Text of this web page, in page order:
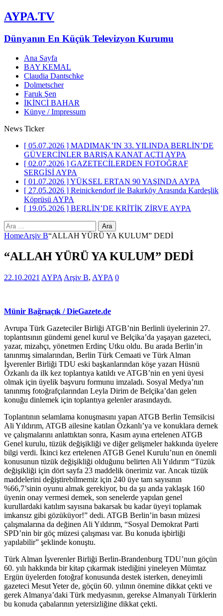
AYPA.TV
Dünyanın En Küçük Televizyon Kurumu
Ana Sayfa
BAY KEMAL
Claudia Dantschke
Dolmetscher
Faruk Şen
İKİNCİ BAHAR
Künye / Impressum
News Ticker
[ 05.07.2026 ] MADIMAK’IN 33. YILINDA BERLİN’DE
GÜVERCİNLER BARIŞA KANAT AÇTI AYPA
[ 02.07.2026 ] GAZETECİLERDEN FOTOĞRAF
SERGİSİ AYPA
[ 01.07.2026 ]YÜKSEL ERTAN 90 YAŞINDA AYPA
[ 27.05.2026 ] Reinickendorf ile Bakırköy Arasında Kardeşlik
Köprüsü AYPA
[ 19.05.2026 ] BERLİN’DE KRİTİK ZİRVE AYPA
Arama:
HomeArşiv B“ALLAH YÜRÜ YA KULUM” DEDİ
“ALLAH YÜRÜ YA KULUM” DEDİ
22.10.2021 AYPA Arşiv B, AYPA 0
Münir Bağrıaçık / DieGazete.de
Avrupa Türk Gazeteciler Birliği ATGB’nin Berlinli üyelerinin 27.
toplantısının gündemi genel kurul ve Belçika’da yaşayan gazeteci,
yazar, mizahçı, yönetmen Erdinç Utku oldu. Bu arada Berlin’in
tanınmış simalarından, Berlin Türk Cemaati ve Türk Alman
İşverenler Birliği TDU eski başkanlarından köşe yazarı Hüsnü
Özkanlı da ilk kez toplantıya katıldı ve ATGB’nin en yeni üyesi
olmak için üyelik başvuru formunu imzaladı. Sosyal Medya’nın
tanınmış fotoğrafçılarından Leyla Dirim de Belçika’dan gelen
konuğu dinlemek için toplantıya gelenler arasındaydı.
Toplantının selamlama konuşmasını yapan ATGB Berlin Temsilcisi
Ali Yıldırım, ATGB ailesine katılan Özkanlı’ya ve konuklara dernek
ve çalışmalarını anlattıktan sonra, Kasım ayına ertelenen ATGB
Genel kurulu, tüzük değişikliği ve diğer gelişmeler hakkında üyelere
bilgi verdi. İkinci kez ertelenen ATGB Genel Kurulu’nun en önemli
konusunun tüzük değişikliği olduğunu belirten Ali Yıldırım “Tüzük
değişikliği için dört sayfa 23 maddelik önerimiz var. Ancak tüzük
maddelerini değiştirebilmemiz için 240 üye tam sayısının
%66,7’sinin oyunu almak gerekiyor, bu da şu anda yaklaşık 160
üyenin onay vermesi demek, son senelerde yapılan genel
kurullardaki katılım sayısına bakarsak bu kadar üyeyi toplamak
imkansız gibi gözüküyor!” dedi. ATGB Berlin’in basın müzesi
çalışmalarına da değinen Ali Yıldırım, “Sosyal Demokrat Parti
SPD’nin bir göç müzesi çalışması var. Bu konuda işbirliği
yapılabilir” şeklinde konuştu.
Türk Alman İşverenler Birliği Berlin-Brandenburg TDU’nun göçün
60. yılı hakkında bir kitap çıkarmak istediğini yineleyen Mümtaz
Ergün üyelerden fotoğraf konusunda destek isterken, deneyimli
gazeteci Mesut Yeter de, göçün 60. yılının önemine dikkat çekti ve
gerek Almanya’daki Türk medyasının, gerekse Almanyalı Türklerin
bu konuda çabalarının yetersizliğine dikkat çekti.